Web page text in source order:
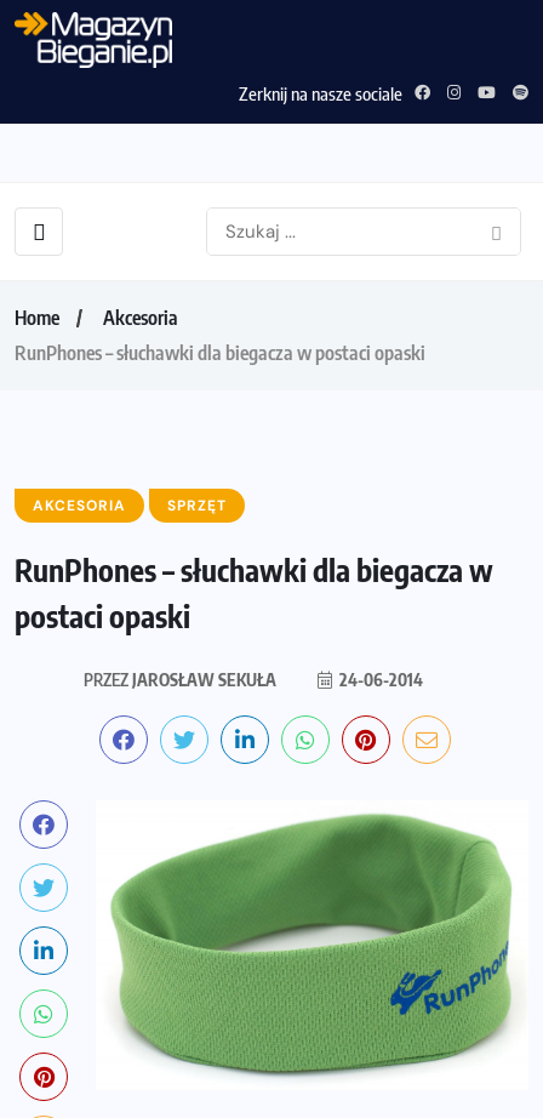
Zerknij na nasze sociale
Home
Akcesoria
RunPhones – słuchawki dla biegacza w postaci opaski
AKCESORIA SPRZĘT
RunPhones – słuchawki dla biegacza w
postaci opaski
PRZEZJAROSŁAW SEKUŁA 24-06-2014